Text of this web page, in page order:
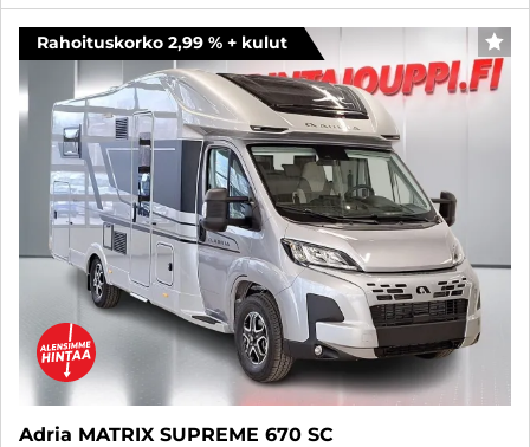
Rahoituskorko 2,99 % + kulut
Adria MATRIX SUPREME 670 SC